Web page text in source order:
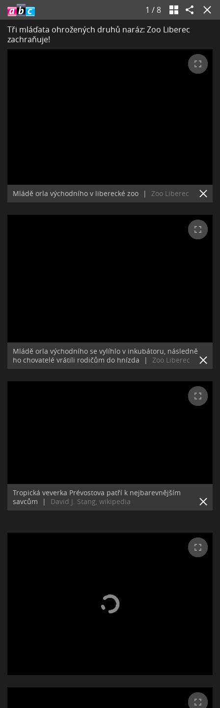
1 / 8
Tři mláďata ohrožených druhů naráz: Zoo Liberec
zachraňuje!
Mládě orla východního v liberecké zoo | Zoo Liberec
Mládě orla východního se vylíhlo v inkubátoru, následně
ho chovatelé vrátili rodičům do hnízda
| Zoo Liberec
Tropická veverka Prévostova patří k nejbarevnějším
savcům
| David J. Stang, wikipedia